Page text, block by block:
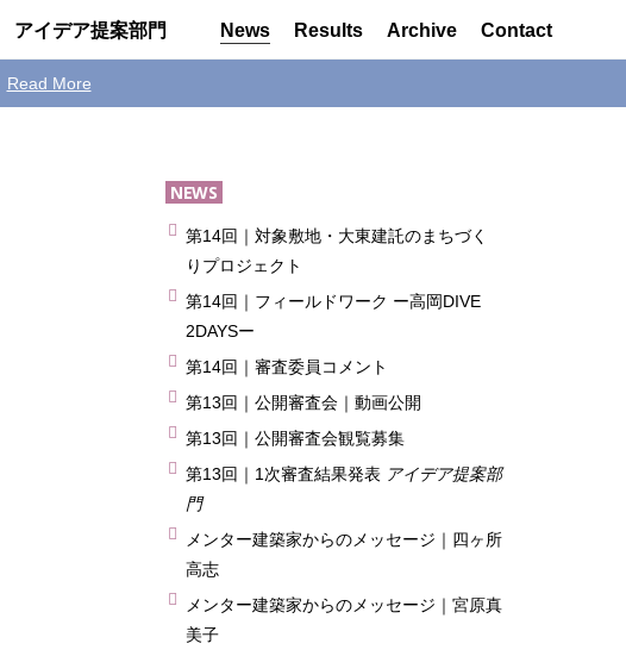
アイデア提案部門 News Results Archive Contact
Read More
NEWS
第14回｜対象敷地・大東建託のまちづく
りプロジェクト
第14回｜フィールドワーク ー高岡DIVE
2DAYSー
第14回｜審査委員コメント
第13回｜公開審査会｜動画公開
第13回｜公開審査会観覧募集
第13回｜1次審査結果発表 アイデア提案部
門
メンター建築家からのメッセージ｜四ヶ所
高志
メンター建築家からのメッセージ｜宮原真
美子